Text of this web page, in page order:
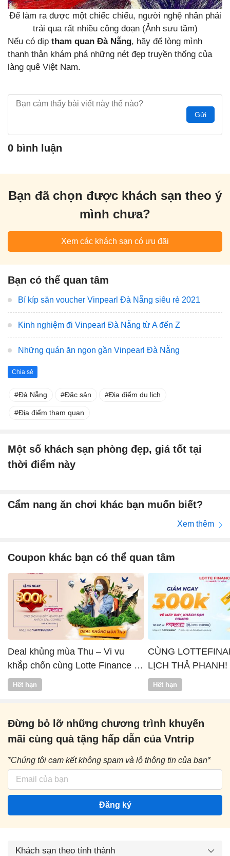
Để làm ra được một chiếc chiếu, người nghệ nhân phải
trải qua rất nhiều công đoạn (Ảnh sưu tầm)
Nếu có dịp tham quan Đà Nẵng, hãy để lòng mình
thanh thản khám phá những nét đẹp truyền thống của
làng quê Việt Nam.
Gửi
0 bình luận
Bạn đã chọn được khách sạn theo ý
mình chưa?
Xem các khách sạn có ưu đãi
Bạn có thể quan tâm
Bí kíp săn voucher Vinpearl Đà Nẵng siêu rẻ 2021
Kinh nghiệm đi Vinpearl Đà Nẵng từ A đến Z
Những quán ăn ngon gần Vinpearl Đà Nẵng
Chia sẻ
Đà Nẵng Đặc sản Địa điểm du lịch
Địa điểm tham quan
Một số khách sạn phòng đẹp, giá tốt tại
thời điểm này
Cẩm nang ăn chơi khác bạn muốn biết?
Xem thêm
Coupon khác bạn có thể quan tâm
Deal khủng mùa Thu – Vi vu
khắp chốn cùng Lotte Finance x
Vntrip
Hết hạn
CÙNG
LỊCH THẢ PHANH!
Hết hạn
Đừng bỏ lỡ những chương trình khuyến
mãi cùng quà tặng hấp dẫn của Vntrip
*Chúng tôi cam kết không spam và lộ thông tin của bạn*
Đăng ký
Khách sạn theo tỉnh thành